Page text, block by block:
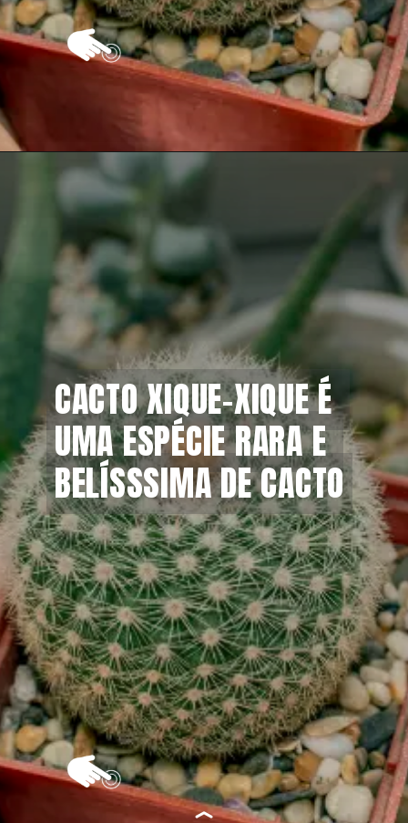
Opening
CACTO XIQUE-XIQUE É
UMA ESPÉCIE RARA E
BELÍSSSIMA DE CACTO
CACTO XIQUE-XIQUE É
UMA ESPÉCIE RARA E
BELÍSSSIMA DE CACTO